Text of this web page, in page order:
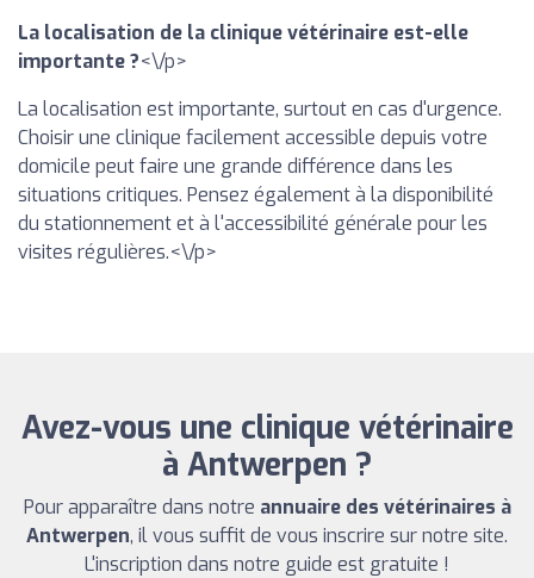
La localisation de la clinique vétérinaire est-elle
importante ?<\/p>
La localisation est importante, surtout en cas d'urgence.
Choisir une clinique facilement accessible depuis votre
domicile peut faire une grande différence dans les
situations critiques. Pensez également à la disponibilité
du stationnement et à l'accessibilité générale pour les
visites régulières.<\/p>
Avez-vous une clinique vétérinaire
à Antwerpen ?
Pour apparaître dans notre annuaire des vétérinaires à
Antwerpen, il vous suffit de vous inscrire sur notre site.
L'inscription dans notre guide est gratuite !